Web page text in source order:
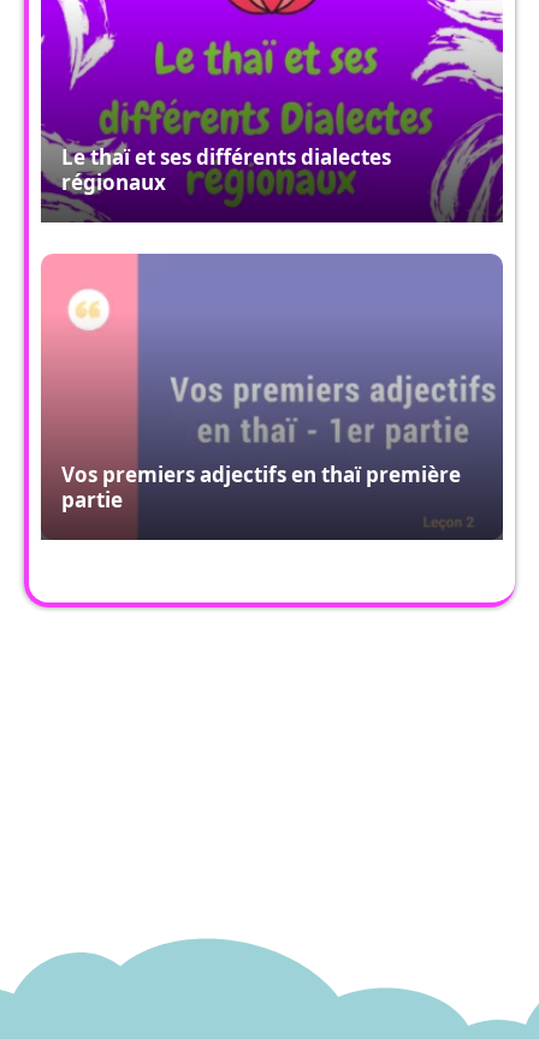
Le thaï et ses différents dialectes
régionaux
Vos premiers adjectifs en thaï première
partie